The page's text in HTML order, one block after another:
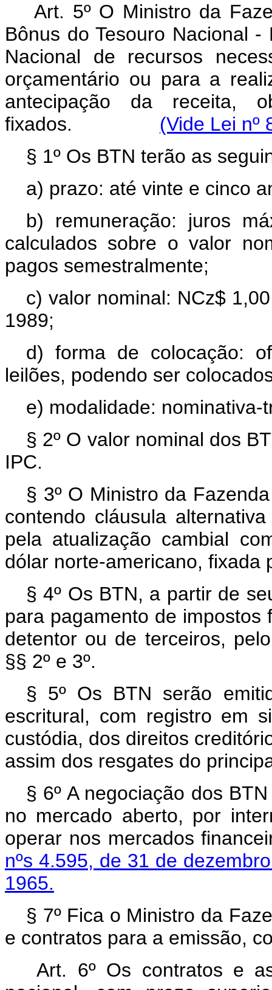
Art. 5º O Ministro da
Bônus do Tesouro Nacional
Nacional de recursos
orçamentário ou para a
antecipação da receita,
fixados. (Vide Lei nº
§ 1º Os BTN terão as
a) prazo: até vinte e cinco
b) remuneração: juros
calculados sobre o valor
pagos semestralmente;
c) valor nominal: NCz$
1989;
d) forma de colocação:
leilões, podendo ser
e) modalidade: nominativa-
§ 2º O valor nominal dos
IPC.
§ 3º O Ministro da
contendo cláusula
pela atualização cambial
dólar norte-americano, fixada
§ 4º Os BTN, a partir de
para pagamento de
detentor ou de terceiros,
§§ 2º e 3º.
§ 5º Os BTN serão
escritural, com registro em
custódia, dos direitos
assim dos resgates do
§ 6º A negociação dos
no mercado aberto, por
operar nos mercados
nºs 4.595, de 31 de
1965.
§ 7º Fica o Ministro da
e contratos para a emissão,
Art. 6º Os contratos e